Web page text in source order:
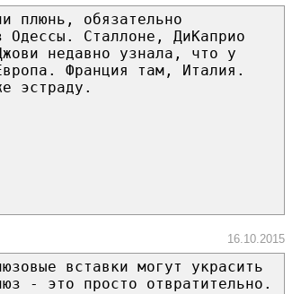
плюнь, обязательно
Одессы. Сталлоне, ДиКаприо
недавно узнала, что у
Франция там, Италия.
эстраду.
16.10.2015
вставки могут украсить
- это просто отвратительно.